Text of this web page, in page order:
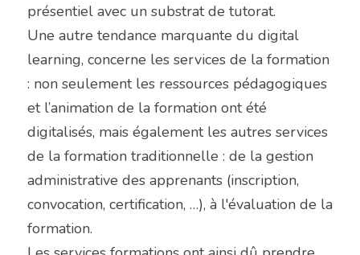
présentiel avec un substrat de tutorat.
Une autre tendance marquante du digital
learning, concerne les services de la formation
: non seulement les ressources pédagogiques
et l’animation de la formation ont été
digitalisés, mais également les autres services
de la formation traditionnelle : de la gestion
administrative des apprenants (inscription,
convocation, certification, …), à l'évaluation de la
formation.